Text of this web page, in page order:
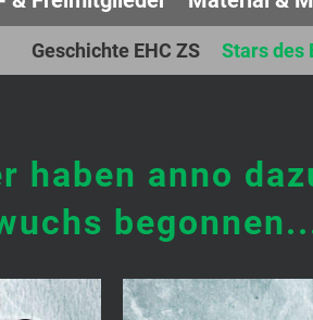
Geschichte EHC ZS Stars des
haben anno